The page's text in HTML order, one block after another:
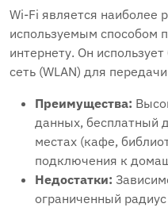
Wi-Fi является наиболее
используемым способом
интернету. Он
сеть (WLAN) для
Преимущества:
данных, бесплатный
местах (кафе,
подключения к
Недостатки:
ограниченный